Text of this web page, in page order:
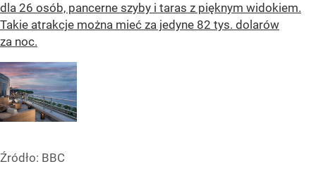
dla 26 osób, pancerne szyby i taras z pięknym widokiem.
Takie atrakcje można mieć za jedyne 82 tys. dolarów
za noc.
Źródło: BBC